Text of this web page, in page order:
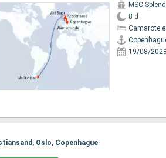
MSC
8 d
Camarote
19/08/2028
Oslo, Copenhague